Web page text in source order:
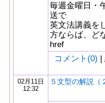
毎週金曜日・
送で
英文法講義を
方ならば、ど
href
コメント(0) |
02月11日
12:32
５文型の解説（